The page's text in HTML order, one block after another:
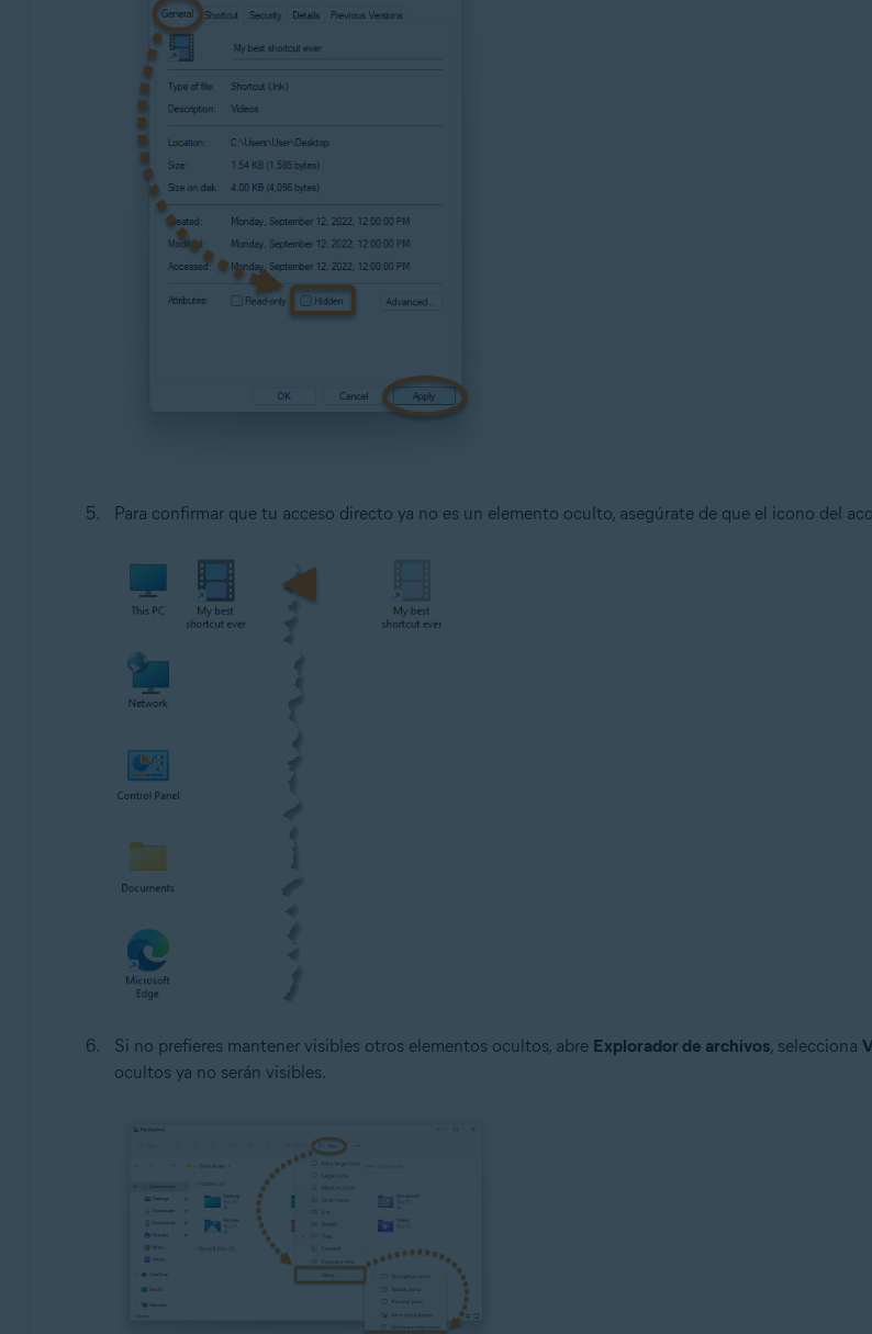
Para confirmar que tu acceso directo ya no es un elemento oculto, asegúrate de que el icono del
Si no prefieres mantener visibles otros elementos ocultos, abre Explorador de archivos, selecciona
ocultos ya no serán visibles.